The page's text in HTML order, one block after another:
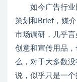
如今广告行业比
策划和Brief，媒
市场调研，几乎言
创意和宣传用品，
么，对于大多数
说，似乎只是一个